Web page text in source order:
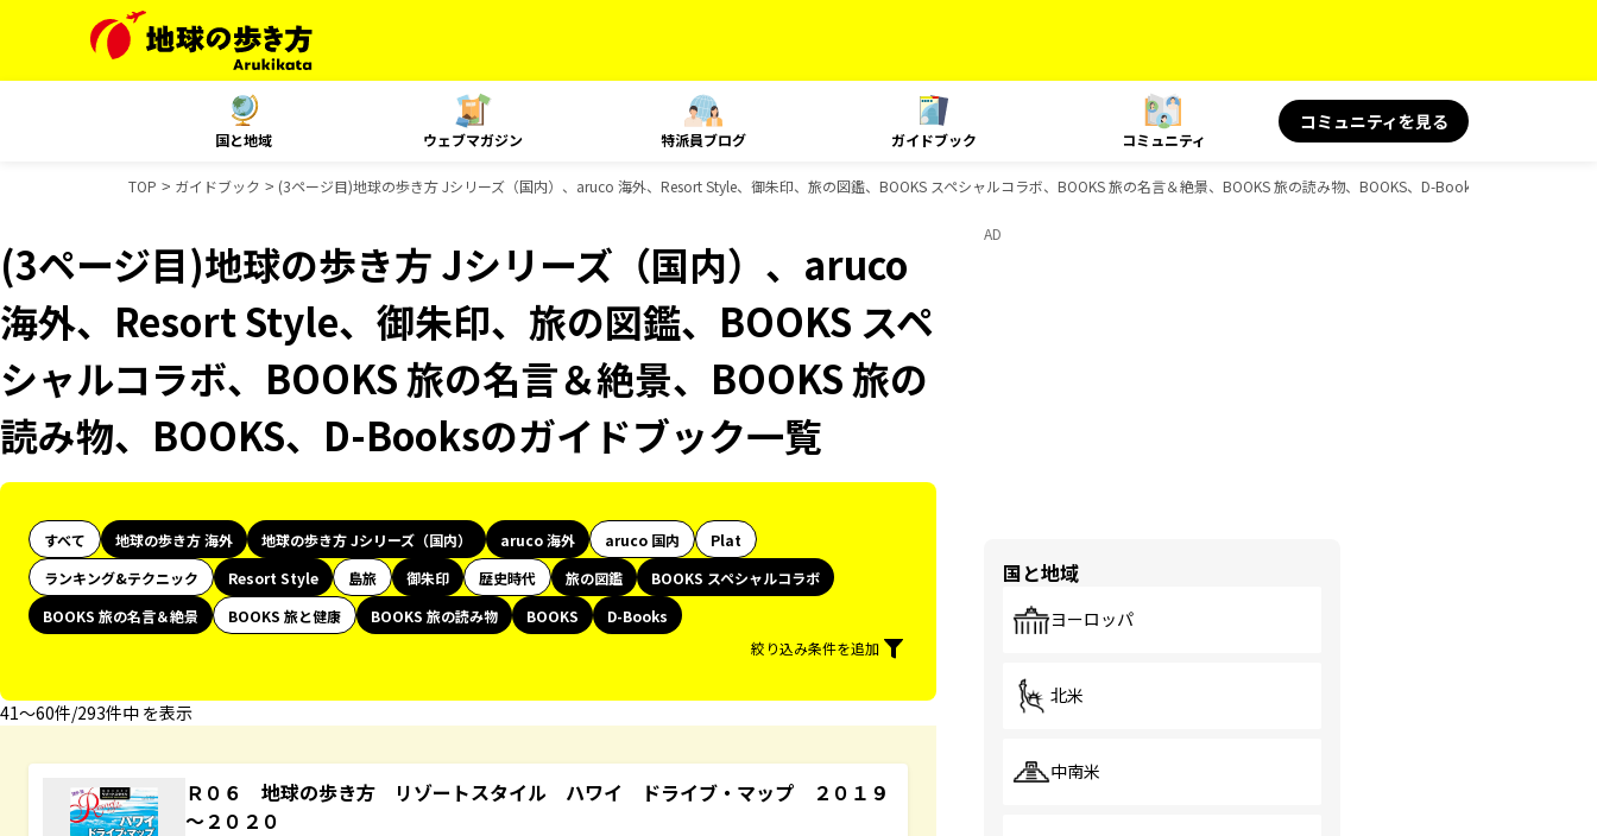
国と地域 ウェブマガジン 特派員ブログ ガイドブック コミュニティ
コミュニティを見る
TOP ガイドブック (3ページ目)地球の歩き方 Jシリーズ（国内）、aruco 海外、Resort Style、御朱印、旅の図鑑、BOOKS スペシャルコラボ、BOOKS 旅の名言＆絶景、BOOKS 旅の読み物、BOOKS、D-Booksのガイドブック一
(3ページ目)地球の歩き方 Jシリーズ（国内）、aruco
海外、Resort Style、御朱印、旅の図鑑、BOOKS スペ
シャルコラボ、BOOKS 旅の名言＆絶景、BOOKS 旅の
読み物、BOOKS、D-Booksのガイドブック一覧
すべて 地球の歩き方 海外 地球の歩き方 Jシリーズ（国内） aruco 海外 aruco 国内
Plat
ランキング&テクニック
Resort Style 島旅 御朱印 歴史時代 旅の図鑑
BOOKS スペシャルコラボ
BOOKS 旅の名言＆絶景
BOOKS 旅と健康 BOOKS 旅の読み物 BOOKS
D-Books
絞り込み条件を追加
41〜60件/293件中 を表示
Ｒ０６ 地球の歩き方 リゾートスタイル ハワイ ドライブ・マップ ２０１９
～２０２０
AD
国と地域
ヨーロッパ
北米
中南米